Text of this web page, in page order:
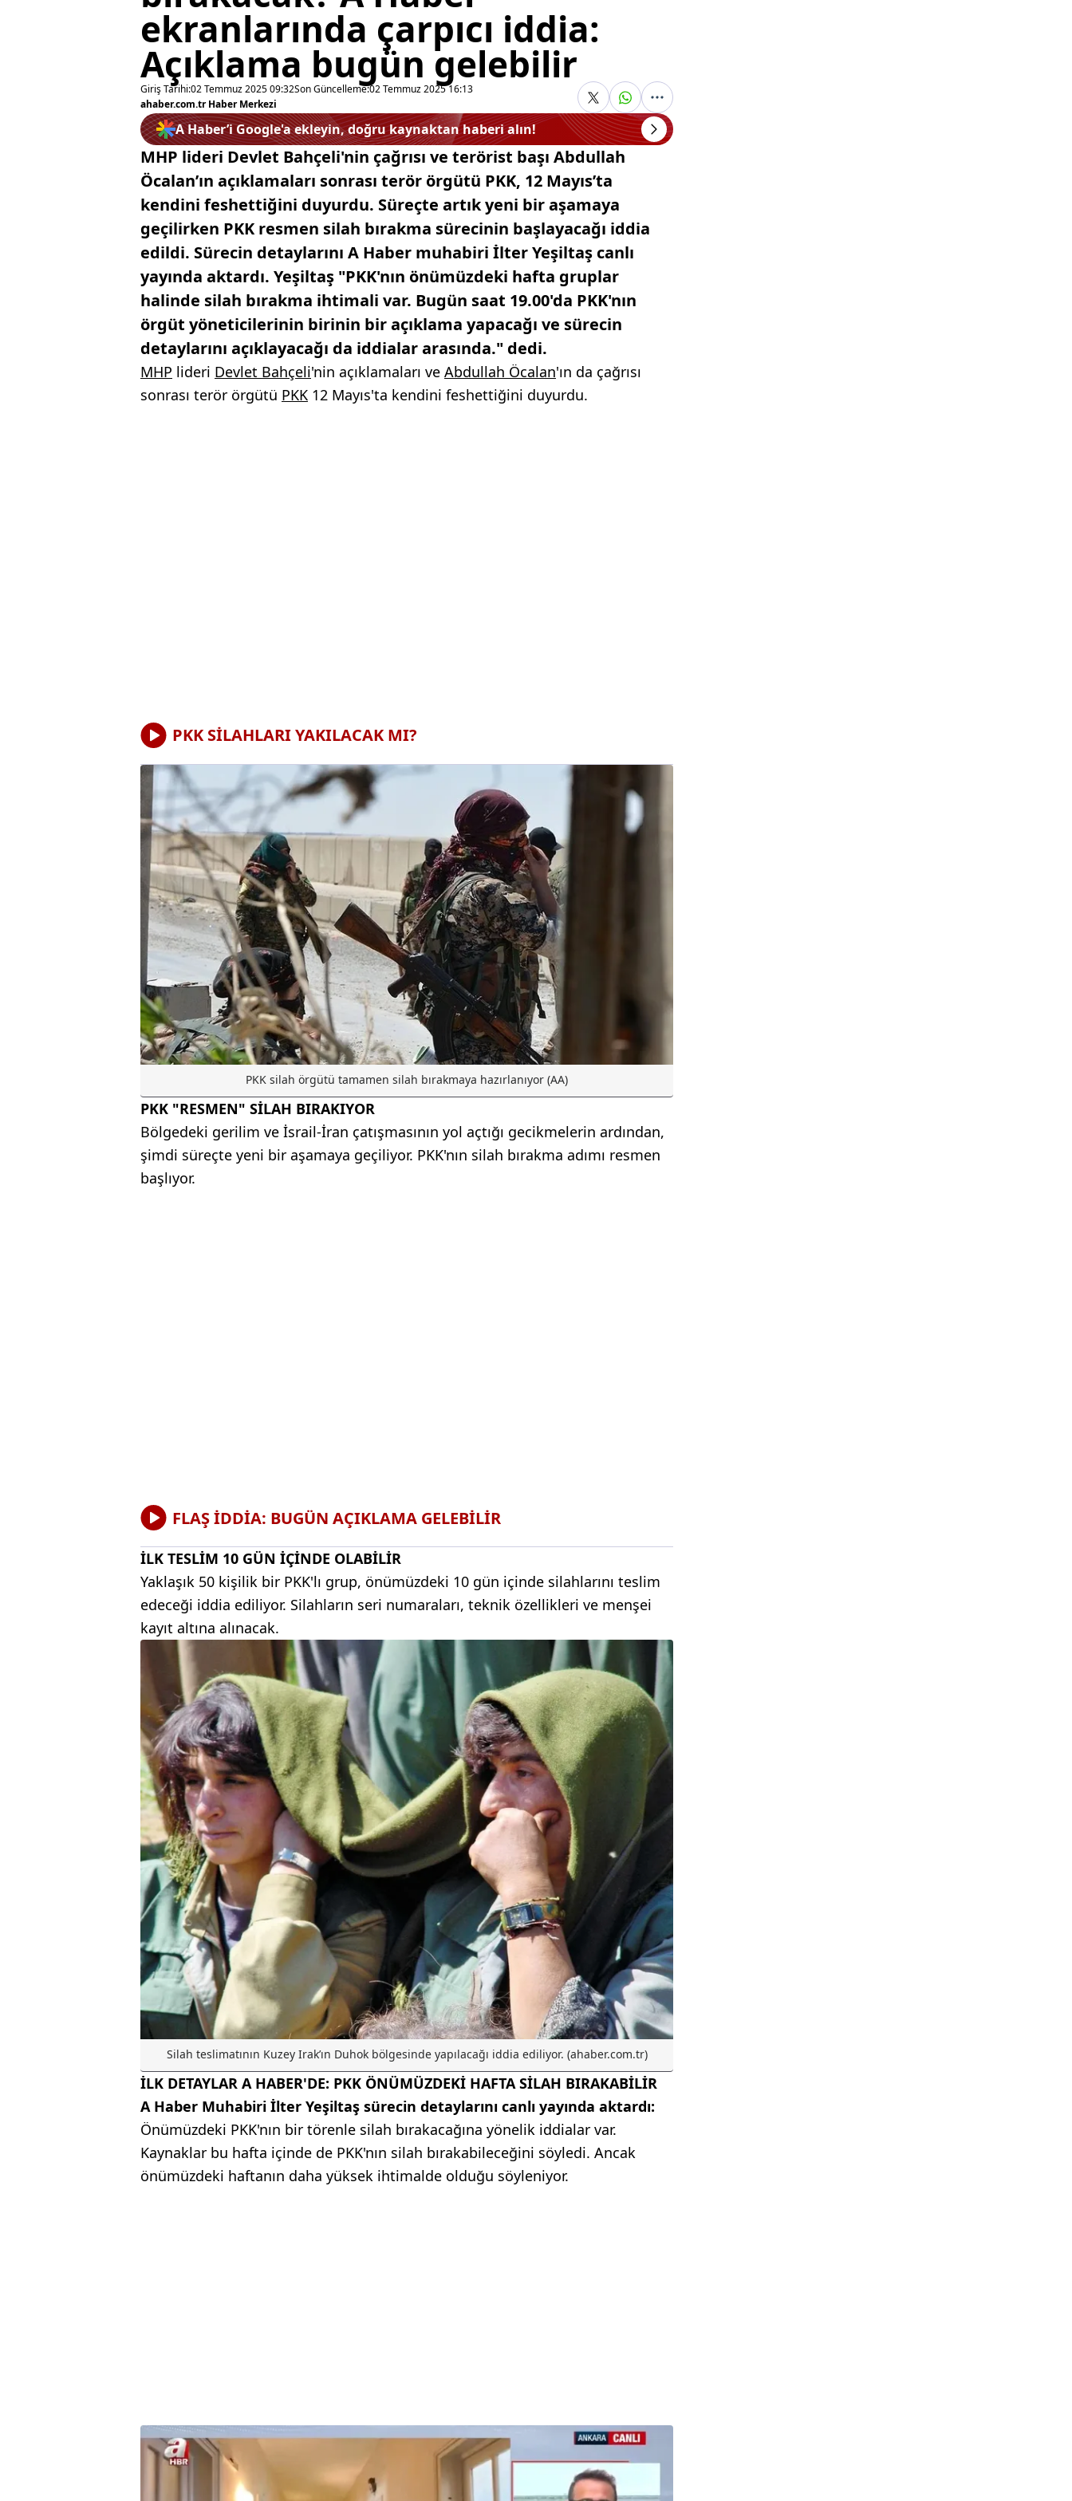
ekranlarında çarpıcı iddia:
Açıklama bugün gelebilir
Giriş Tarihi:02 Temmuz 2025 09:32Son Güncelleme:02 Temmuz 2025 16:13
ahaber.com.tr Haber Merkezi
A Haber’i Google'a ekleyin, doğru kaynaktan haberi alın!
MHP lideri Devlet Bahçeli'nin çağrısı ve terörist başı Abdullah
Öcalan’ın açıklamaları sonrası terör örgütü PKK, 12 Mayıs’ta
kendini feshettiğini duyurdu. Süreçte artık yeni bir aşamaya
geçilirken PKK resmen silah bırakma sürecinin başlayacağı iddia
edildi. Sürecin detaylarını A Haber muhabiri İlter Yeşiltaş canlı
yayında aktardı. Yeşiltaş "PKK'nın önümüzdeki hafta gruplar
halinde silah bırakma ihtimali var. Bugün saat 19.00'da PKK'nın
örgüt yöneticilerinin birinin bir açıklama yapacağı ve sürecin
detaylarını açıklayacağı da iddialar arasında." dedi.
MHP lideri Devlet Bahçeli'nin açıklamaları ve Abdullah Öcalan'ın da çağrısı
sonrası terör örgütü PKK 12 Mayıs'ta kendini feshettiğini duyurdu.
PKK SİLAHLARI YAKILACAK MI?
PKK silah örgütü tamamen silah bırakmaya hazırlanıyor (AA)
PKK "RESMEN" SİLAH BIRAKIYOR
Bölgedeki gerilim ve İsrail-İran çatışmasının yol açtığı gecikmelerin ardından,
şimdi süreçte yeni bir aşamaya geçiliyor. PKK'nın silah bırakma adımı resmen
başlıyor.
FLAŞ İDDİA: BUGÜN AÇIKLAMA GELEBİLİR
İLK TESLİM 10 GÜN İÇİNDE OLABİLİR
Yaklaşık 50 kişilik bir PKK'lı grup, önümüzdeki 10 gün içinde silahlarını teslim
edeceği iddia ediliyor. Silahların seri numaraları, teknik özellikleri ve menşei
kayıt altına alınacak.
Silah teslimatının Kuzey Irak’ın Duhok bölgesinde yapılacağı iddia ediliyor. (ahaber.com.tr)
İLK DETAYLAR A HABER'DE: PKK ÖNÜMÜZDEKİ HAFTA SİLAH BIRAKABİLİR
A Haber Muhabiri İlter Yeşiltaş sürecin detaylarını canlı yayında aktardı:
Önümüzdeki PKK'nın bir törenle silah bırakacağına yönelik iddialar var.
Kaynaklar bu hafta içinde de PKK'nın silah bırakabileceğini söyledi. Ancak
önümüzdeki haftanın daha yüksek ihtimalde olduğu söyleniyor.